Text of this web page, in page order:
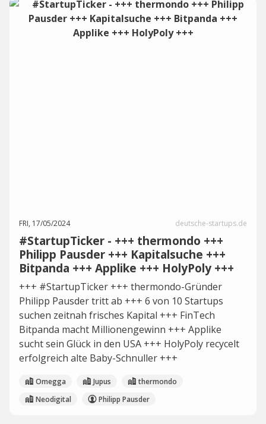
FRI, 17/05/2024 deutsche-startups.de
#StartupTicker - +++ thermondo +++
Philipp Pausder +++ Kapitalsuche +++
Bitpanda +++ Applike +++ HolyPoly +++
+++ #StartupTicker +++ thermondo-Gründer
Philipp Pausder tritt ab +++ 6 von 10 Startups
suchen zeitnah frisches Kapital +++ FinTech
Bitpanda macht Millionengewinn +++ Applike
sucht sein Glück in den USA +++ HolyPoly recycelt
erfolgreich alte Baby-Schnuller +++
Omegga Jupus
thermondo
Neodigital
Philipp Pausder